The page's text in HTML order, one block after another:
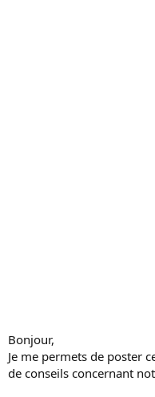
Bonjour,
Je me permets de poster
de conseils concernant